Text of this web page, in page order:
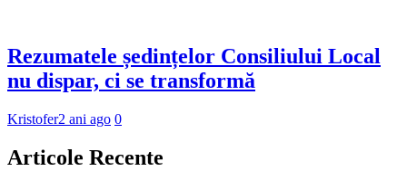
Rezumatele ședințelor Consiliului Local
nu dispar, ci se transformă
Kristofer2 ani ago 0
Articole Recente